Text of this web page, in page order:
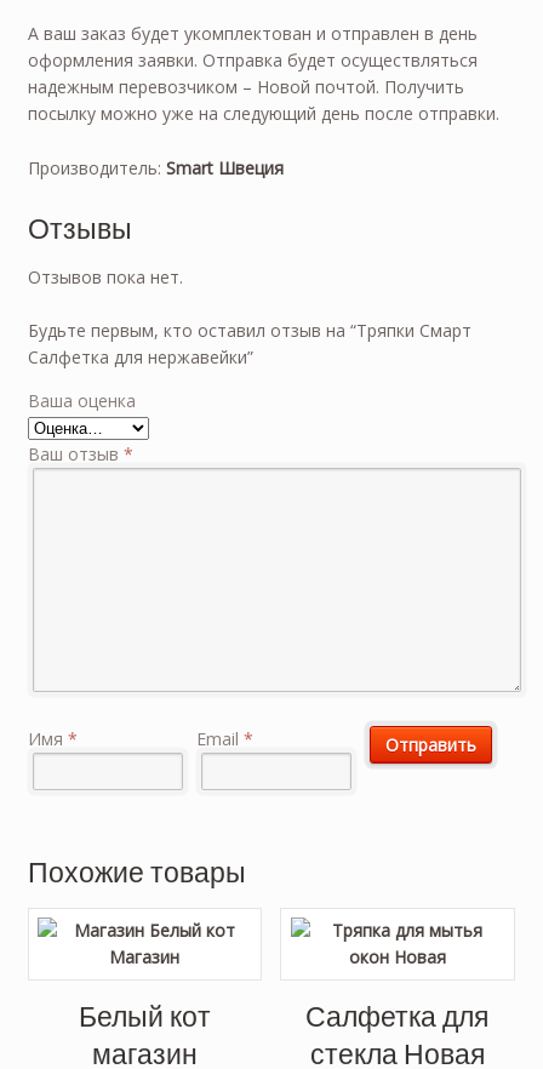
A ваш заказ будет укомплектован и отправлен в день
оформления заявки. Отправка будет осуществляться
надежным перевозчиком – Новой почтой. Получить
посылку можно уже на следующий день после отправки.
Производитель: Smart Швеция
Отзывы
Отзывов пока нет.
Будьте первым, кто оставил отзыв на “Тряпки Смарт
Салфетка для нержавейки”
Ваша оценка
Ваш отзыв *
Имя * Email *
Похожие товары
Белый кот
магазин
Салфетка для
стекла Новая